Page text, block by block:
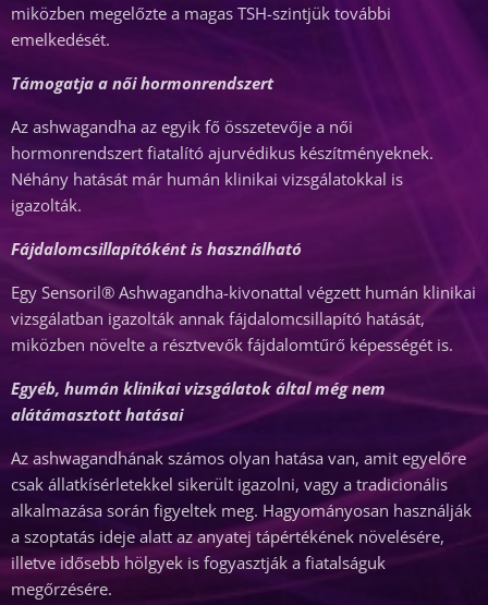
miközben megelőzte a magas TSH-szintjük további
emelkedését.
Támogatja a női hormonrendszert
Az ashwagandha az egyik fő összetevője a női
hormonrendszert fiatalító ajurvédikus készítményeknek.
Néhány hatását már humán klinikai vizsgálatokkal is
igazolták.
Fájdalomcsillapítóként is használható
Egy Sensoril® Ashwagandha-kivonattal végzett humán klinikai
vizsgálatban igazolták annak fájdalomcsillapító hatását,
miközben növelte a résztvevők fájdalomtűrő képességét is.
Egyéb, humán klinikai vizsgálatok által még nem
alátámasztott hatásai
Az ashwagandhának számos olyan hatása van, amit egyelőre
csak állatkísérletekkel sikerült igazolni, vagy a tradicionális
alkalmazása során figyeltek meg. Hagyományosan használják
a szoptatás ideje alatt az anyatej tápértékének növelésére,
illetve idősebb hölgyek is fogyasztják a fiatalságuk
megőrzésére.